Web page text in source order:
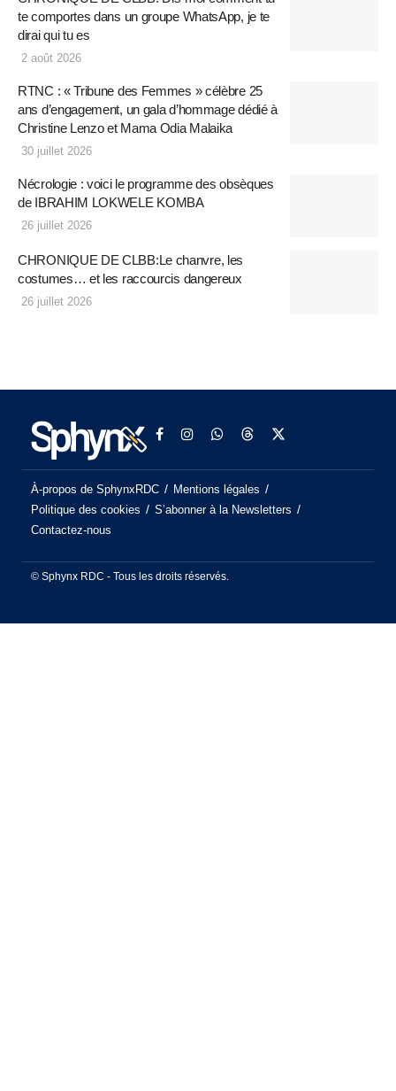
te comportes dans un groupe WhatsApp, je te
dirai qui tu es
2 août 2026
RTNC : « Tribune des Femmes » célèbre 25
ans d’engagement, un gala d’hommage dédié à
Christine Lenzo et Mama Odia Malaika
30 juillet 2026
Nécrologie : voici le programme des obsèques
de IBRAHIM LOKWELE KOMBA
26 juillet 2026
CHRONIQUE DE CLBB:Le chanvre, les
costumes… et les raccourcis dangereux
26 juillet 2026
À-propos de SphynxRDC
Mentions légales
Politique des cookies
S’abonner à la Newsletters
Contactez-nous
© Sphynx RDC - Tous les droits réservés.